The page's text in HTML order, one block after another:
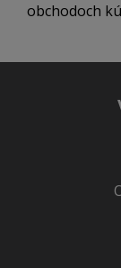
obchodoch